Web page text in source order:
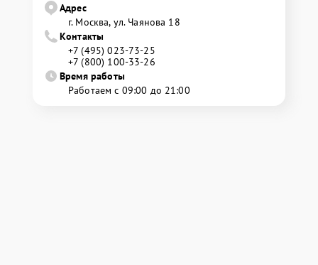
Адрес
г. Москва, ул. Чаянова 18
Контакты
+7 (495) 023-73-25
+7 (800) 100-33-26
Время работы
Работаем с 09:00 до 21:00